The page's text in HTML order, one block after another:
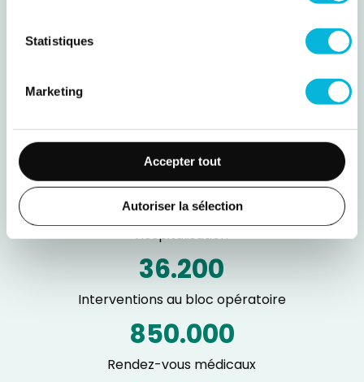
Statistiques
Marketing
Accepter tout
Autoriser la sélection
605.300
Passages en polyclinique
84.000
Hospitalisation
36.200
Interventions au bloc opératoire
850.000
Rendez-vous médicaux